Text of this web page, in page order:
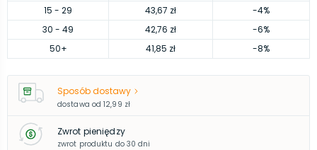
15 - 29 43,67 zł
-4%
30 - 49 42,76 zł
-6%
50+ 41,85 zł -8%
Sposób dostawy
dostawa od 12,99 zł
Zwrot pieniędzy
zwrot produktu do 30 dni